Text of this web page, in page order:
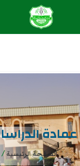
عمادة
الصفحة الرئيسية/